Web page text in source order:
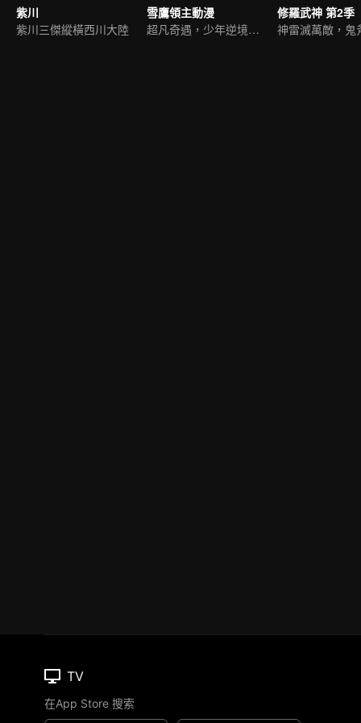
紫川
紫川三傑縱橫西川大陸
雪鷹領主動漫
超凡奇遇，少年逆境重生
修羅武神 第2季
TV
在App Store 搜索